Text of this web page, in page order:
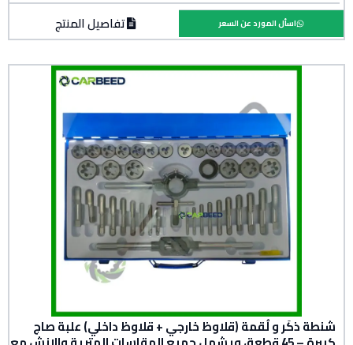
تفاصيل المنتج اسأل المورد عن السعر
شنطة ذكَر و لُقمة (قلاوظ خارجي + قلاوظ داخلي) علبة صاج